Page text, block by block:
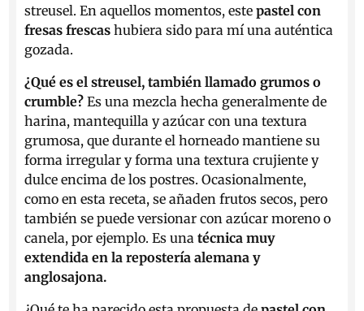
streusel. En aquellos momentos, estepastel con
fresas frescas hubiera sido para mí una auténtica
gozada.
¿Qué es el streusel, también llamado grumos o
crumble? Es una mezcla hecha generalmente de
harina, mantequilla y azúcar con una textura
grumosa, que durante el horneado mantiene su
forma irregular y forma una textura crujiente y
dulce encima de los postres. Ocasionalmente,
como en esta receta, se añaden frutos secos, pero
también se puede versionar con azúcar moreno o
canela, por ejemplo. Es unatécnica muy
extendida en la repostería alemana y
anglosajona.